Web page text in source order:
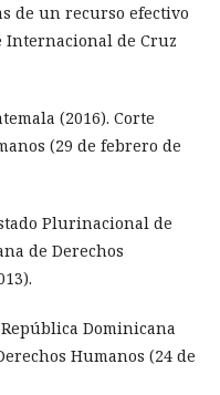
de un recurso efectivo
Internacional de Cruz
(2016). Corte
(29 de febrero de
Plurinacional de
de Derechos
Dominicana
Humanos (24 de